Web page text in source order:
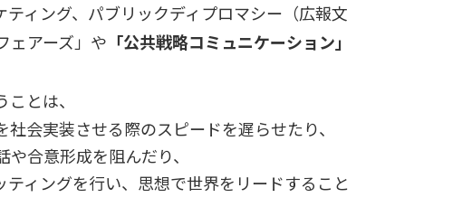
ィング、パブリックディプロマシー（広報文
ェアーズ」や 「公共戦略コミュニケーション」
とは、
会実装させる際のスピードを遅らせたり、
合意形成を阻んだり、
ィングを行い、思想で世界をリードすること